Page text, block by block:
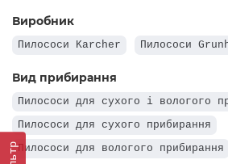
Виробник
Пилососи Karcher Пилососи
Вид прибирання
Пилососи для сухого і вологого
Пилососи для сухого прибирання
Пилососи для вологого прибирання